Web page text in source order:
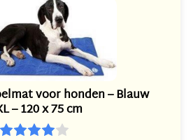
voor honden – Blauw
– 120 x 75 cm